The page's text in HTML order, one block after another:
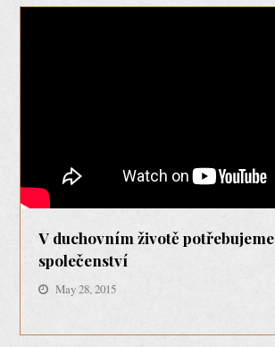
V duchovním životě potřebujeme
společenství
May 28, 2015